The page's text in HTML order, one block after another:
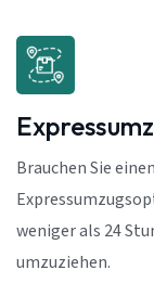
Brauchen Sie
weniger als 24
umzuziehen.